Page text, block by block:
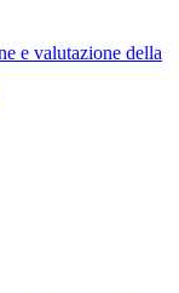
e valutazione della